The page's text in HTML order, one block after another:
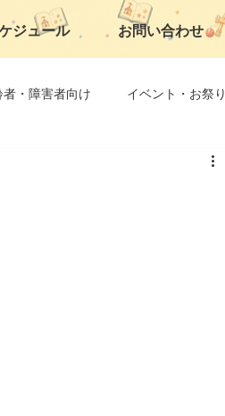
ジュール お問い合わせ
者・障害者向け イベント・お祭り